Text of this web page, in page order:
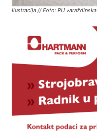
Ilustracija // Foto: PU varaždinska